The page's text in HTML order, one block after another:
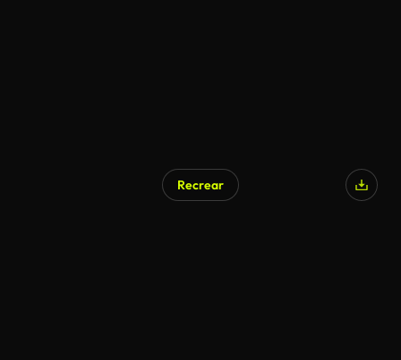
Recrear